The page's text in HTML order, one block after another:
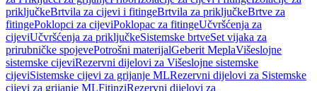
priključkeBrtvila za cijevi i fitingeBrtvila za priključkeBrtve za
fitingePoklopci za cijeviPoklopac za fitingeUčvršćenja za
cijeviUčvršćenja za priključkeSistemske brtveSet vijaka za
prirubničke spojevePotrošni materijalGeberit MeplaVišeslojne
sistemske cijeviRezervni dijelovi za Višeslojne sistemske
cijeviSistemske cijevi za grijanje MLRezervni dijelovi za Sistemske
cijevi za grijanje MLFitinziRezervni dijelovi za